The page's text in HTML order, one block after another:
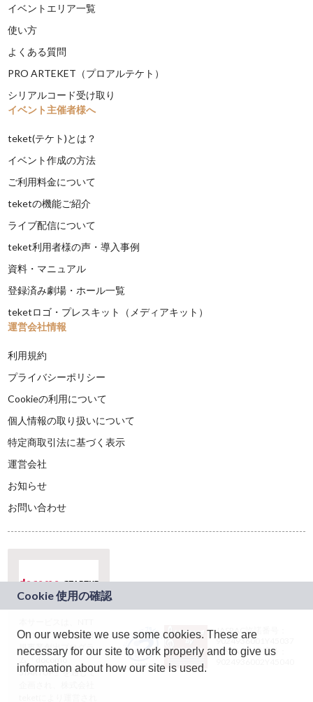
イベントエリア一覧
使い方
よくある質問
PRO ARTEKET（プロアルテケト）
シリアルコード受け取り
イベント主催者様へ
teket(テケト)とは？
イベント作成の方法
ご利用料金について
teketの機能ご紹介
ライブ配信について
teket利用者様の声・導入事例
資料・マニュアル
登録済み劇場・ホール一覧
teketロゴ・プレスキット（メディアキット）
運営会社情報
利用規約
プライバシーポリシー
Cookieの利用について
個人情報の取り扱いについて
特定商取引法に基づく表示
運営会社
お知らせ
お問い合わせ
ドコモグループの新
規事業創出プログラ
ム「docomo
STARTUP」を通じて
JASRAC許諾番号：
9024936001Y45037
JASRAC許諾番号：
On our website we use some cookies. These are
necessary for our site to work properly and to give us
information about how our site is used.